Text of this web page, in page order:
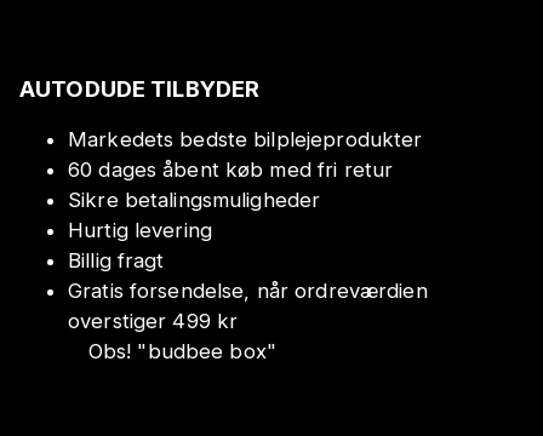
AUTODUDE TILBYDER
Markedets bedste bilplejeprodukter
60 dages åbent køb med fri retur
Sikre betalingsmuligheder
Hurtig levering
Billig fragt
Gratis forsendelse, når ordreværdien
overstiger 499 kr
Obs! "budbee box"